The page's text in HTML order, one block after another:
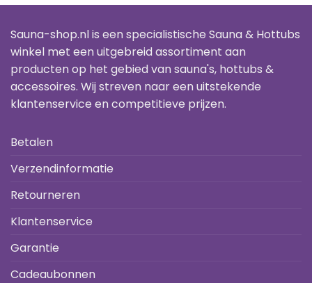
Sauna-shop.nl is een specialistische Sauna & Hottubs
winkel met een uitgebreid assortiment aan
producten op het gebied van sauna's, hottubs &
accessoires. Wij streven naar een uitstekende
klantenservice en competitieve prijzen.
Betalen
Verzendinformatie
Retourneren
Klantenservice
Garantie
Cadeaubonnen